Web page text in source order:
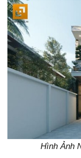
Hình Ảnh